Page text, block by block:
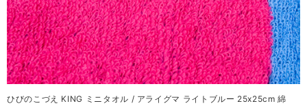
ひびのこづえ KING ミニタオル / アライグマ ライトブルー 25x25cm 綿